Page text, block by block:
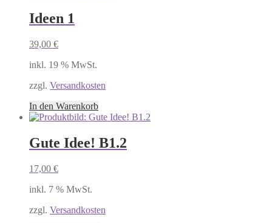
Ideen 1
39,00 €
inkl. 19 % MwSt.
zzgl. Versandkosten
In den Warenkorb
Gute Idee! B1.2
17,00 €
inkl. 7 % MwSt.
zzgl. Versandkosten